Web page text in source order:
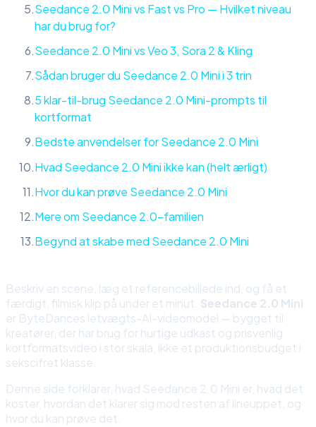
Seedance 2.0 Mini vs Fast vs Pro — Hvilket niveau
har du brug for?
Seedance 2.0 Mini vs Veo 3, Sora 2 & Kling
Sådan bruger du Seedance 2.0 Mini i 3 trin
5 klar-til-brug Seedance 2.0 Mini-prompts til
kortformat
Bedste anvendelser for Seedance 2.0 Mini
Hvad Seedance 2.0 Mini ikke kan (helt ærligt)
Hvor du kan prøve Seedance 2.0 Mini
Mere om Seedance 2.0-familien
Begynd at skabe med Seedance 2.0 Mini
Beskriv en scene, læg et referencebillede ind, og få et
færdigt, filmisk klip på under et minut. Seedance 2.0 Mini
er ByteDances letvægts-AI-videomodel — bygget til
kreatører, der har brug for hurtige udkast og prisvenlig
kortformatsvideo i stor skala, ikke et produktionsbudget i
sekscifret klasse.
Denne side forklarer, hvad Seedance 2.0 Mini er, hvad det
koster, hvordan det klarer sig mod resten af lineuppet, og
hvor du kan prøve det.